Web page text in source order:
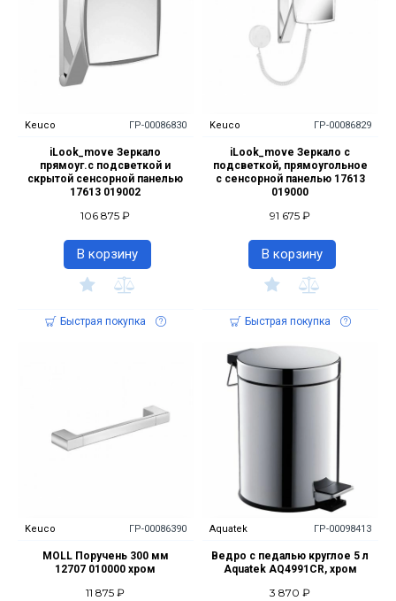
Keuco ГР-00086830
iLook_move Зеркало
прямоуг.с подсветкой и
скрытой сенсорной панелью
17613 019002
106 875 ₽
В корзину
Быстрая покупка
Keuco ГР-00086829
iLook_move Зеркало с
подсветкой, прямоугольное
с сенсорной панелью 17613
019000
91 675 ₽
В корзину
Быстрая покупка
Keuco ГР-00086390
MOLL Поручень 300 мм
12707 010000 хром
11 875 ₽
Aquatek ГР-00098413
Ведро с педалью круглое 5 л
Aquatek AQ4991CR, хром
3 870 ₽